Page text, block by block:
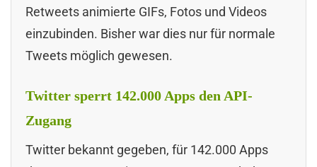
Retweets animierte GIFs, Fotos und Videos
einzubinden. Bisher war dies nur für normale
Tweets möglich gewesen.
Twitter sperrt 142.000 Apps den API-
Zugang
Twitter bekannt gegeben, für 142.000 Apps